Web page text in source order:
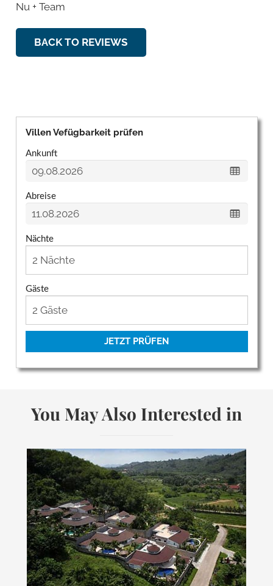
Nu + Team
BACK TO REVIEWS
Villen Vefügbarkeit prüfen
Ankunft
Abreise
Nächte
Gäste
JETZT PRÜFEN
You May Also Interested in